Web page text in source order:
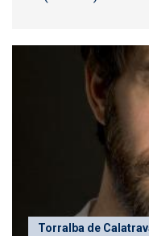
Torralba de